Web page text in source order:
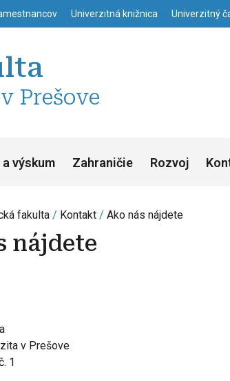
Skočiť na hlavný
Univerzitná knižnica Univerzitný
Prešove
a výskum Zahraničie Rozvoj
fakulta Kontakt Ako nás nájdete
nájdete
v Prešove
1